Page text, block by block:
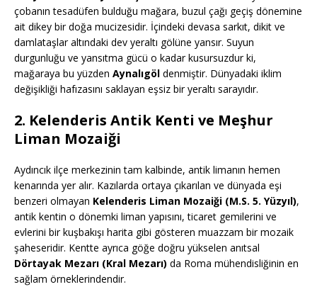
çobanın tesadüfen bulduğu mağara, buzul çağı geçiş dönemine
ait dikey bir doğa mucizesidir. İçindeki devasa sarkıt, dikit ve
damlataşlar altındaki dev yeraltı gölüne yansır. Suyun
durgunluğu ve yansıtma gücü o kadar kusursuzdur ki,
mağaraya bu yüzden Aynalıgöl denmiştir. Dünyadaki iklim
değişikliği hafızasını saklayan eşsiz bir yeraltı sarayıdır.
2. Kelenderis Antik Kenti ve Meşhur
Liman Mozaiği
Aydıncık ilçe merkezinin tam kalbinde, antik limanın hemen
kenarında yer alır. Kazılarda ortaya çıkarılan ve dünyada eşi
benzeri olmayan Kelenderis Liman Mozaiği (M.S. 5. Yüzyıl),
antik kentin o dönemki liman yapısını, ticaret gemilerini ve
evlerini bir kuşbakışı harita gibi gösteren muazzam bir mozaik
şaheseridir. Kentte ayrıca göğe doğru yükselen anıtsal
Dörtayak Mezarı (Kral Mezarı) da Roma mühendisliğinin en
sağlam örneklerindendir.